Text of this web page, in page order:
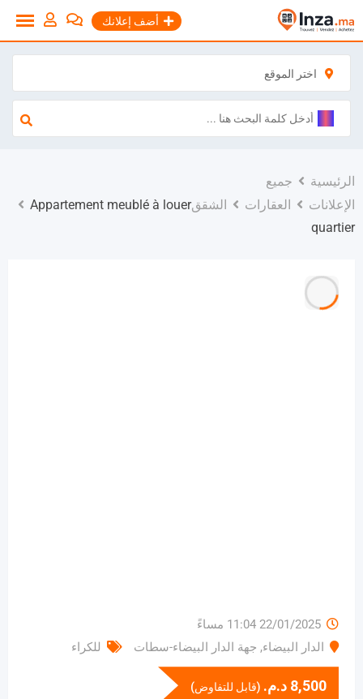
إلى
المحتوى
أضف إعلانك
اختر الموقع
الرئيسية
جميع
الإعلانات
العقارات الشققAppartement meublé à louer
quartier
22/01/2025 11:04 مساءً
الدار البيضاء, جهة الدار البيضاء-سطات للكراء
8,500 د.م. (قابل للتفاوض)